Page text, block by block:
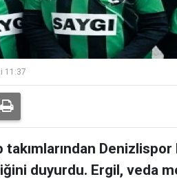
11:37
Denizlispor
duyurdu. Ergil, veda